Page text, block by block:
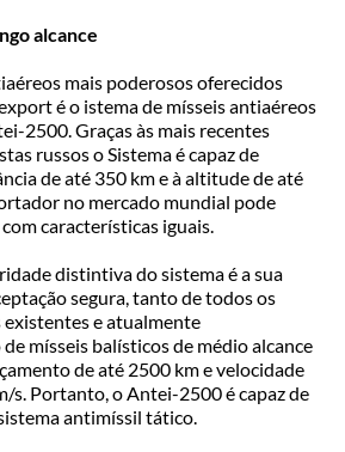
alcance
mais poderosos oferecidos
é o istema de mísseis antiaéreos
2500. Graças às mais recentes
russos o Sistema é capaz de
de até 350 km e à altitude de até
no mercado mundial pode
características iguais.
distintiva do sistema é a sua
segura, tanto de todos os
e atualmente
mísseis balísticos de médio alcance
de até 2500 km e velocidade
s. Portanto, o Antei-2500 é capaz de
antimíssil tático.